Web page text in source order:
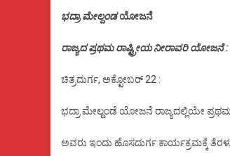
ಭದ್ರಾ ಮೇಲ್ದಂಡಯೋಜನೆ
ರಾಜ್ಯದ ಪ್ರಥಮ ರಾಷ್ಟ್ರೀಯ ನೀರಾವರಿ
ಚಿತ್ರದುರ್ಗ, ಅಕ್ಟೋಬರ್ 22 :
ಭದ್ರಾ ಮೇಲ್ದಂಡೆ ಯೋಜನೆ ರಾಜ್ಯದಲ್ಲಿಯೇ
ಅವರು ಇಂದು ಹೊಸದುರ್ಗ ಕಾರ್ಯಕ್ರಮಕ್ಕೆ